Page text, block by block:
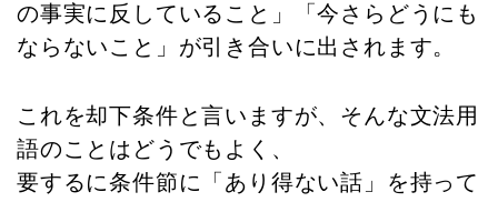
の事実に反していること」「今さらどうにも
ならないこと」が引き合いに出されます。
これを却下条件と言いますが、そんな文法用
語のことはどうでもよく、
要するに条件節に「あり得ない話」を持って